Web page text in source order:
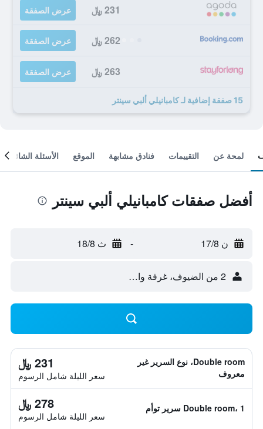
231 ﷼ عرض الصفقة
262 ﷼ عرض الصفقة
263 ﷼ عرض الصفقة
15 صفقة إضافية لـ كامبانيلي ألبي سينتر
لمحة عن التقييمات فنادق مشابهة الموقع الأسئلة الشائعة
أفضل صفقات كامبانيلي ألبي سينتر
ن 17/8 - ث 18/8
2 من الضيوف، غرفة واحدة
Double room، نوع السرير غير
معروف
231 ﷼
سعر الليلة شامل الرسوم
Double room، 1 سرير توأم 278 ﷼
سعر الليلة شامل الرسوم